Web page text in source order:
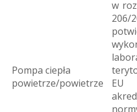
Pompa ciepła
powietrze/powietrze
w
EU